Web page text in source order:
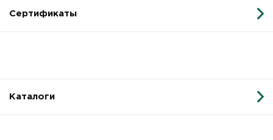
Сертификаты
Каталоги